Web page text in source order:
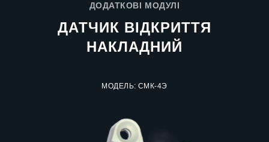
ДОДАТКОВІ МОДУЛІ
ДАТЧИК ВІДКРИТТЯ
НАКЛАДНИЙ
МОДЕЛЬ: СМК-4Э